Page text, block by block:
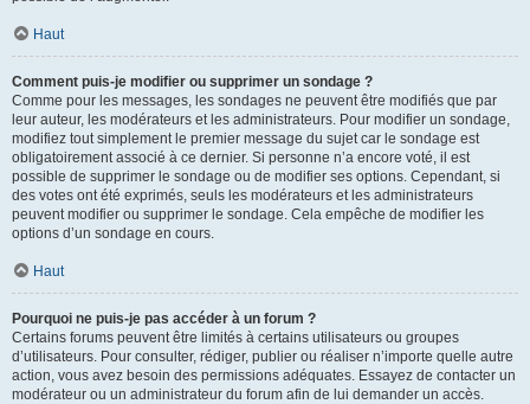
Haut
Comment puis-je modifier ou supprimer un sondage ?
Comme pour les messages, les sondages ne peuvent être modifiés que par
leur auteur, les modérateurs et les administrateurs. Pour modifier un sondage,
modifiez tout simplement le premier message du sujet car le sondage est
obligatoirement associé à ce dernier. Si personne n’a encore voté, il est
possible de supprimer le sondage ou de modifier ses options. Cependant, si
des votes ont été exprimés, seuls les modérateurs et les administrateurs
peuvent modifier ou supprimer le sondage. Cela empêche de modifier les
options d’un sondage en cours.
Haut
Pourquoi ne puis-je pas accéder à un forum ?
Certains forums peuvent être limités à certains utilisateurs ou groupes
d’utilisateurs. Pour consulter, rédiger, publier ou réaliser n’importe quelle autre
action, vous avez besoin des permissions adéquates. Essayez de contacter un
modérateur ou un administrateur du forum afin de lui demander un accès.